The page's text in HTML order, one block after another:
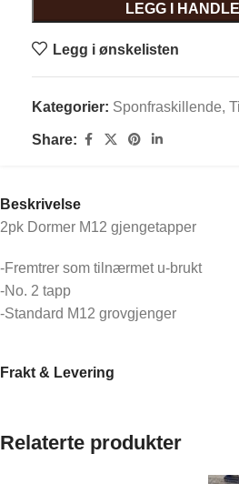
LEGG I
Legg i ønskelisten
Kategorier: Sponfraskillende,
Share:
Beskrivelse
2pk Dormer M12 gjengetapper
-Fremtrer som tilnærmet u-brukt
-No. 2 tapp
-Standard M12 grovgjenger
Frakt & Levering
Relaterte produkter